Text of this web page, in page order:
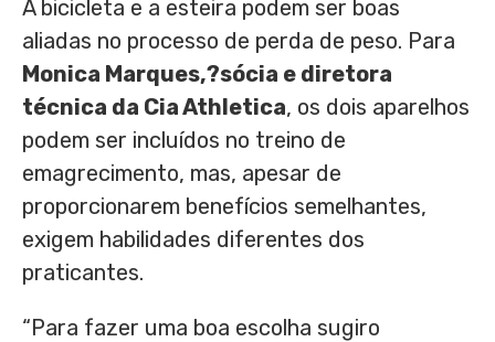
A bicicleta e a esteira podem ser boas
aliadas no processo de perda de peso. Para
Monica Marques,?sócia e diretora
técnica da Cia Athletica, os dois aparelhos
podem ser incluídos no treino de
emagrecimento, mas, apesar de
proporcionarem benefícios semelhantes,
exigem habilidades diferentes dos
praticantes.
“Para fazer uma boa escolha sugiro